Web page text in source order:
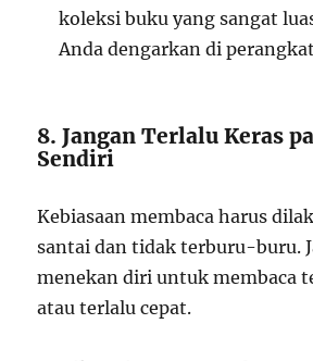
koleksi buku yang sangat
Anda dengarkan di
8. Jangan Terlalu Keras
Sendiri
Kebiasaan membaca harus
santai dan tidak terburu-buru.
menekan diri untuk membaca
atau terlalu cepat.